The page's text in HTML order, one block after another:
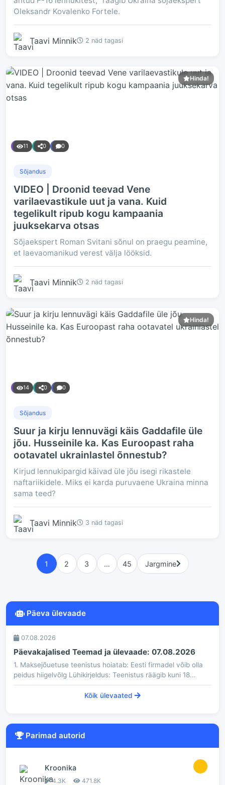
Oleksandr Kovalenko Fortele.
Taavi Minnik 2 näd tagasi
Hinda!
11 0 0
Sõjandus
VIDEO | Droonid teevad Vene
varilaevastikule uut ja vana. Kuid
tegelikult ripub kogu kampaania
juuksekarva otsas
Sõjaekspert Roman Svitani sõnul on praegu peamine,
et laevaomanikud verest välja lööksid.
Taavi Minnik 2 näd tagasi
Hinda!
14 0 0
Sõjandus
Suur ja kirju lennuvägi käis Gaddafile üle
jõu. Husseinile ka. Kas Euroopast raha
ootavatel ukrainlastel õnnestub?
Kirjud lennukipargid käivad üle jõu isegi rikastele
naftariikidele. Miks ei karda puruvaene Ukraina minna
sama teed?
Taavi Minnik 3 näd tagasi
1 2 3 … 45 Jargmine
Päeva ülevaade
07.08.2026
Päevakajalised Teemad ja ülevaade: 07.08.2026
1. Maksejõuetuse teenistus hoiatab: Eesti firmadel võib olla
peidus hiigelvõlg Lühikirjeldus: Teenistus räägib kuni 18...
Kõik ülevaated
Parimad autorid
Kroonika
4.3K 471.8K